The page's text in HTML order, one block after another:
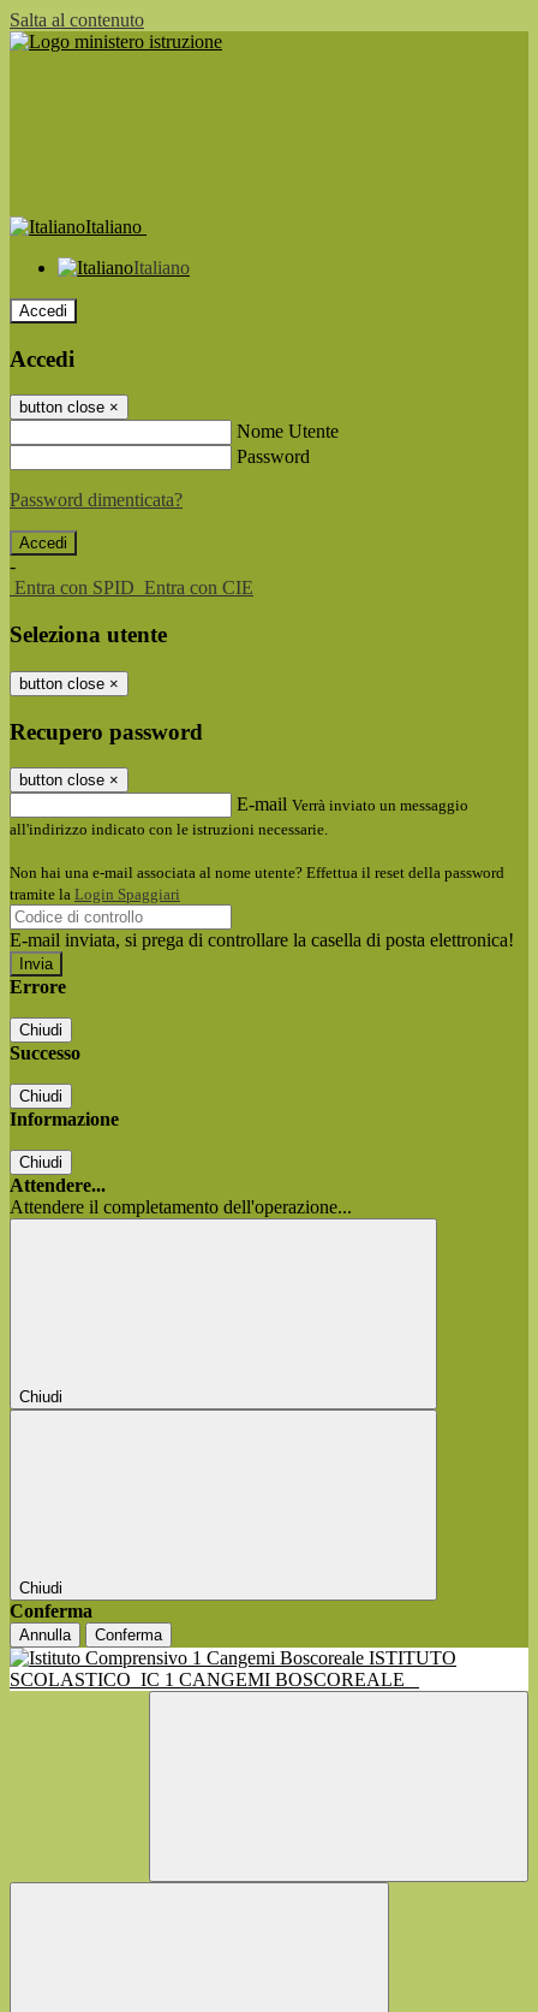
Salta al contenuto
Italiano
Italiano
Accedi
Accedi
button close ×
Nome Utente
Password
Password dimenticata?
-
Entra con SPID Entra con CIE
Seleziona utente
button close ×
Recupero password
button close ×
E-mail Verrà inviato un messaggio
all'indirizzo indicato con le istruzioni necessarie.
Non hai una e-mail associata al nome utente? Effettua il reset della password
tramite la Login Spaggiari
E-mail inviata, si prega di controllare la casella di posta elettronica!
Errore
Chiudi
Successo
Chiudi
Informazione
Chiudi
Attendere...
Attendere il completamento dell'operazione...
Chiudi
Chiudi
Conferma
Annulla Conferma
ISTITUTO
SCOLASTICO IC 1 CANGEMI BOSCOREALE